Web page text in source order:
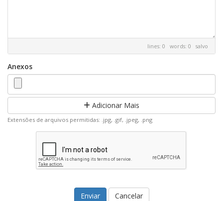
lines: 0 words: 0 salvo
Anexos
Adicionar Mais
Extensões de arquivos permitidas: .jpg, .gif, .jpeg, .png
Cancelar